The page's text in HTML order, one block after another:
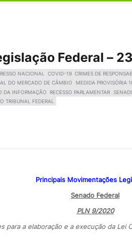
Federal –
NACIONAL COVID-19 CRIMES DE
DO MERCADO DE CÂMBIO MEDIDA PROVISÓRIA
DA INFORMAÇÃO
RECESSO PARLAMENTAR
TRIBUNAL FEDERAL
Principais Movimentações
Senado Federal
PLN 9/2020
para a elaboração e a execução da Lei